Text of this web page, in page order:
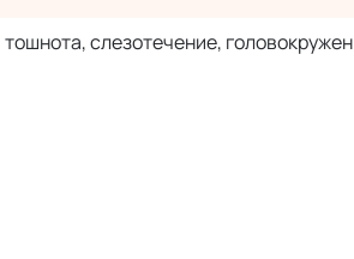
слезотечение,